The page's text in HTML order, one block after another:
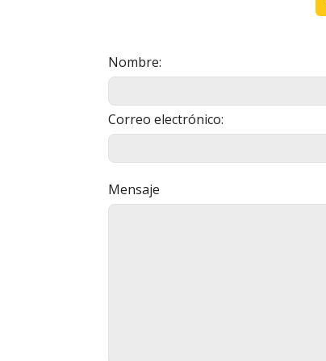
Nombre:
Correo electrónico:
Mensaje